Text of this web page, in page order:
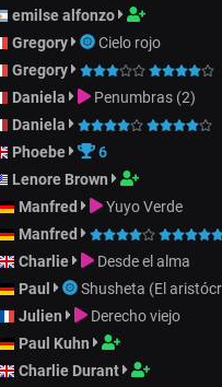
emilse alfonzo
Gregory Cielo rojo
Gregory
Daniela Penumbras (2)
Daniela
Phoebe 6
Lenore Brown
Manfred Yuyo Verde
Manfred
Charlie Desde el alma
Paul Shusheta (El
Julien Derecho viejo
Paul Kuhn
Charlie Durant